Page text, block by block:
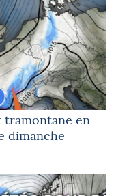
tramontane en
dimanche